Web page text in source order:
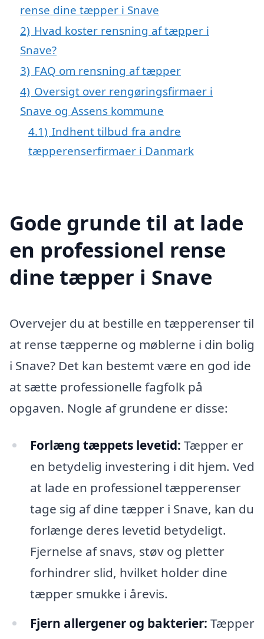
rense dine tæpper i Snave
2) Hvad koster rensning af tæpper i
Snave?
3) FAQ om rensning af tæpper
4) Oversigt over rengøringsfirmaer i
Snave og Assens kommune
4.1) Indhent tilbud fra andre
tæpperenserfirmaer i Danmark
Gode grunde til at lade
en professionel rense
dine tæpper i Snave
Overvejer du at bestille en tæpperenser til
at rense tæpperne og møblerne i din bolig
i Snave? Det kan bestemt være en god ide
at sætte professionelle fagfolk på
opgaven. Nogle af grundene er disse:
Forlæng tæppets levetid: Tæpper er
en betydelig investering i dit hjem. Ved
at lade en professionel tæpperenser
tage sig af dine tæpper i Snave, kan du
forlænge deres levetid betydeligt.
Fjernelse af snavs, støv og pletter
forhindrer slid, hvilket holder dine
tæpper smukke i årevis.
Fjern allergener og bakterier: Tæpper